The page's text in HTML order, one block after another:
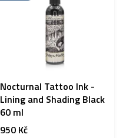
Nocturnal Tattoo Ink -
Lining and Shading Black
60 ml
950 Kč